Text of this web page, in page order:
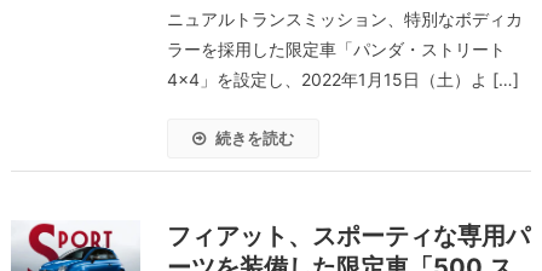
ニュアルトランスミッション、特別なボディカ
ラーを採用した限定車「パンダ・ストリート
4×4」を設定し、2022年1月15日（土）よ […]
続きを読む
フィアット、スポーティな専用パ